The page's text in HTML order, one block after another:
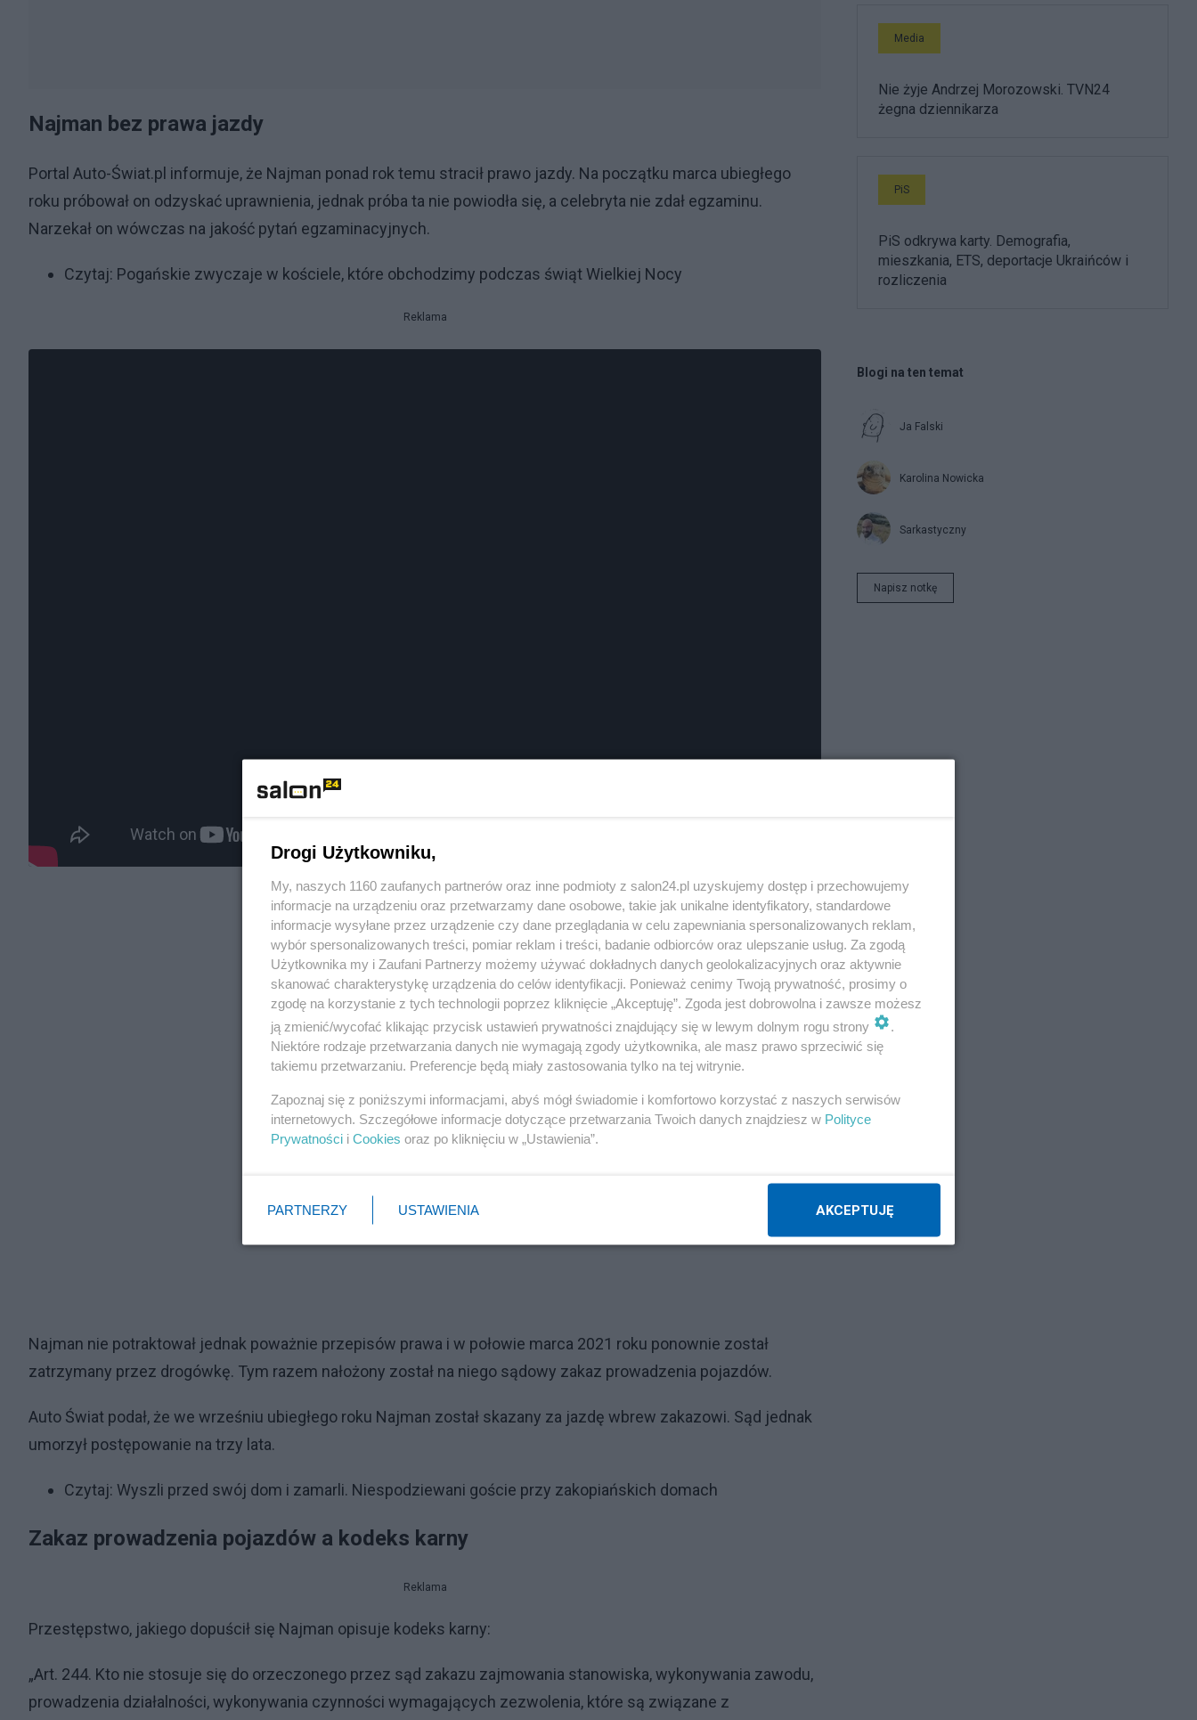
Najman bez prawa jazdy
Portal Auto-Świat.pl informuje, że Najman ponad rok temu stracił prawo jazdy. Na początku marca ubiegłego
roku próbował on odzyskać uprawnienia, jednak próba ta nie powiodła się, a celebryta nie zdał egzaminu.
Narzekał on wówczas na jakość pytań egzaminacyjnych.
Czytaj: Pogańskie zwyczaje w kościele, które obchodzimy podczas świąt Wielkiej Nocy
Reklama
Najman nie potraktował jednak poważnie przepisów prawa i w połowie marca 2021 roku ponownie został
zatrzymany przez drogówkę. Tym razem nałożony został na niego sądowy zakaz prowadzenia pojazdów.
Auto Świat podał, że we wrześniu ubiegłego roku Najman został skazany za jazdę wbrew zakazowi. Sąd jednak
umorzył postępowanie na trzy lata.
Czytaj: Wyszli przed swój dom i zamarli. Niespodziewani goście przy zakopiańskich domach
Zakaz prowadzenia pojazdów a kodeks karny
Reklama
Przestępstwo, jakiego dopuścił się Najman opisuje kodeks karny:
„Art. 244. Kto nie stosuje się do orzeczonego przez sąd zakazu zajmowania stanowiska, wykonywania zawodu,
prowadzenia działalności, wykonywania czynności wymagających zezwolenia, które są związane z
Media
Nie żyje Andrzej Morozowski. TVN24
żegna dziennikarza
PiS
PiS odkrywa karty. Demografia,
mieszkania, ETS, deportacje Ukraińców i
rozliczenia
Blogi na ten temat
Ja Falski
Karolina Nowicka
Sarkastyczny
Napisz notkę
Drogi Użytkowniku,
My, naszych 1160 zaufanych partnerów oraz inne podmioty z salon24.pl uzyskujemy dostęp i przechowujemy
informacje na urządzeniu oraz przetwarzamy dane osobowe, takie jak unikalne identyfikatory, standardowe
informacje wysyłane przez urządzenie czy dane przeglądania w celu zapewniania spersonalizowanych reklam,
wybór spersonalizowanych treści, pomiar reklam i treści, badanie odbiorców oraz ulepszanie usług. Za zgodą
Użytkownika my i Zaufani Partnerzy możemy używać dokładnych danych geolokalizacyjnych oraz aktywnie
skanować charakterystykę urządzenia do celów identyfikacji. Ponieważ cenimy Twoją prywatność, prosimy o
zgodę na korzystanie z tych technologii poprzez kliknięcie „Akceptuję”. Zgoda jest dobrowolna i zawsze możesz
ją zmienić/wycofać klikając przycisk ustawień prywatności znajdujący się w lewym dolnym rogu strony
.
Niektóre rodzaje przetwarzania danych nie wymagają zgody użytkownika, ale masz prawo sprzeciwić się
takiemu przetwarzaniu. Preferencje będą miały zastosowania tylko na tej witrynie.
Zapoznaj się z poniższymi informacjami, abyś mógł świadomie i komfortowo korzystać z naszych serwisów
internetowych. Szczegółowe informacje dotyczące przetwarzania Twoich danych znajdziesz w Polityce
Prywatności i Cookies oraz po kliknięciu w „Ustawienia”.
PARTNERZY USTAWIENIA AKCEPTUJĘ